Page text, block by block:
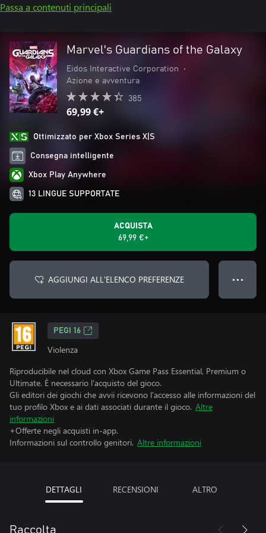
Passa a contenuti principali
Marvel's Guardians of the Galaxy
Eidos Interactive Corporation
•
Azione e avventura
385
69,99 €+
Ottimizzato per Xbox Series X|S
Consegna intelligente
Xbox Play Anywhere
13 LINGUE SUPPORTATE
ACQUISTA
69,99 €+
AGGIUNGI ALL'ELENCO PREFERENZE ● ● ●
PEGI 16
Violenza
Riproducibile nel cloud con Xbox Game Pass Essential, Premium o
Ultimate. È necessario l'acquisto del gioco.
Gli editori dei giochi che avvii ricevono l'accesso alle informazioni del
tuo profilo Xbox e ai dati associati durante il gioco. Altre
informazioni
+Offerte negli acquisti in-app.
Informazioni sul controllo genitori. Altre informazioni
DETTAGLI RECENSIONI ALTRO
Raccolta